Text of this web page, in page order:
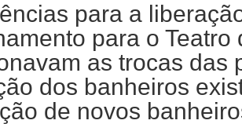
para a
para o Teatro
as trocas das
dos banheiros
de novos